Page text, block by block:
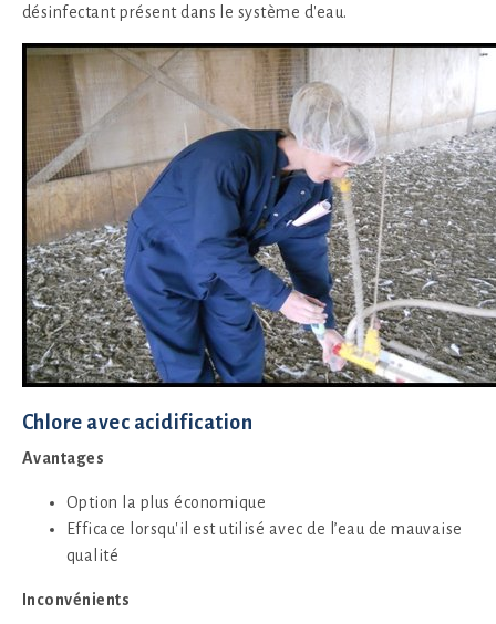
désinfectant présent dans le système d'eau.
Chlore avec acidification
Avantages
Option la plus économique
Efficace lorsqu'il est utilisé avec de l’eau de mauvaise
qualité
Inconvénients